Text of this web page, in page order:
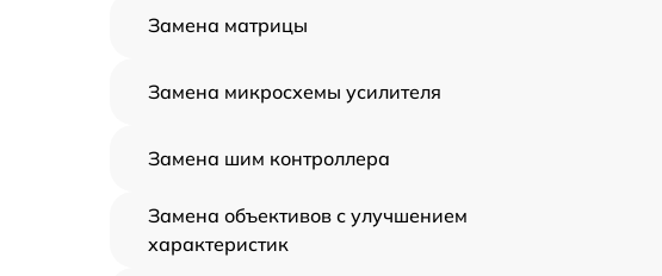
Замена матрицы
Замена микросхемы усилителя
Замена шим контроллера
Замена объективов с улучшением
характеристик